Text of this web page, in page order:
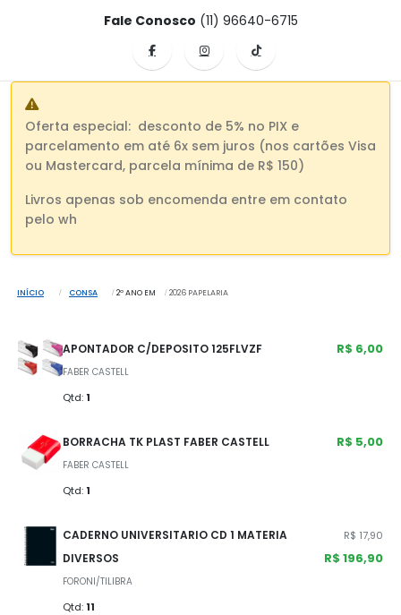
Fale Conosco (11) 96640-6715
Oferta especial: desconto de 5% no PIX e
parcelamento em até 6x sem juros (nos cartões Visa
ou Mastercard, parcela mínima de R$ 150)
Livros apenas sob encomenda entre em contato
pelo wh
INÍCIO CONSA 2º ANO EM 2026 PAPELARIA
APONTADOR C/DEPOSITO 125FLVZF
FABER CASTELL
Qtd: 1
R$ 6,00
BORRACHA TK PLAST FABER CASTELL
FABER CASTELL
Qtd: 1
R$ 5,00
CADERNO UNIVERSITARIO CD 1 MATERIA
DIVERSOS
FORONI/TILIBRA
Qtd: 11
R$ 17,90
R$ 196,90